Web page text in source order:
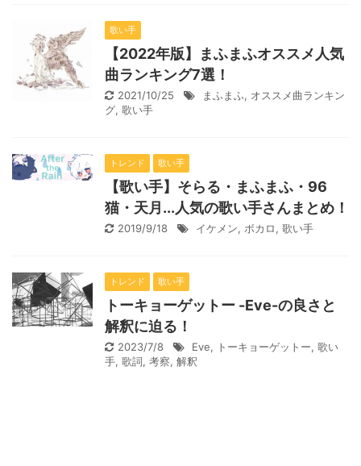
歌い手
【2022年版】まふまふオススメ人気
曲ランキング7選！
2021/10/25 まふまふ, オススメ曲ランキン
グ, 歌い手
トレンド 歌い手
【歌い手】そらる・まふまふ・96
猫・天月...人気の歌い手さんまとめ！
2019/9/18 イケメン, ボカロ, 歌い手
トレンド 歌い手
トーキョーゲットー -Eve-の良さと
解釈に迫る！
2023/7/8 Eve, トーキョーゲットー, 歌い
手, 歌詞, 考察, 解釈